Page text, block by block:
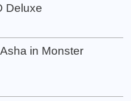
Deluxe
in Monster